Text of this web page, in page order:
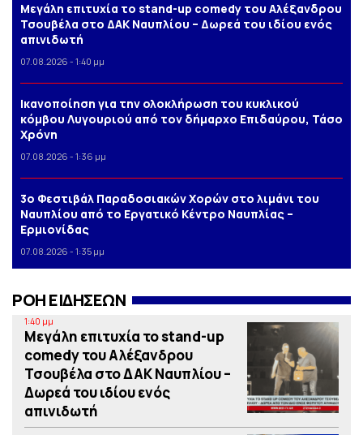
Μεγάλη επιτυχία το stand-up comedy του Αλέξανδρου
Τσουβέλα στο ΔΑΚ Ναυπλίου – Δωρεά του ιδίου ενός
απινιδωτή
07.08.2026 - 1:40 μμ
Iκανοποίηση για την ολοκλήρωση του κυκλικού
κόμβου Λυγουριού από τον δήμαρχο Επιδαύρου, Τάσο
Χρόνη
07.08.2026 - 1:36 μμ
3o Φεστιβάλ Παραδοσιακών Χορών στο λιμάνι του
Ναυπλίου από το Εργατικό Κέντρο Ναυπλίας –
Ερμιονίδας
07.08.2026 - 1:35 μμ
ΡΟΗ ΕΙΔΗΣΕΩΝ
1:40 μμ
Μεγάλη επιτυχία το stand-up
comedy του Αλέξανδρου
Τσουβέλα στο ΔΑΚ Ναυπλίου –
Δωρεά του ιδίου ενός
απινιδωτή